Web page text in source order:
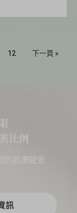
12 下一頁 »
比例
的肌膚感受
訊